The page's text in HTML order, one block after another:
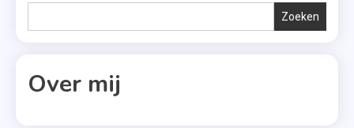
Zoeken
Over mij